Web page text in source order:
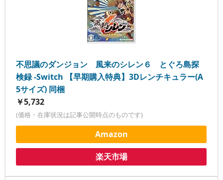
不思議のダンジョン 風来のシレン６ とぐろ島探
検録 -Switch 【早期購入特典】3Dレンチキュラー(A
5サイズ) 同梱
￥5,732
(価格・在庫状況は記事公開時点のものです)
Amazon
楽天市場